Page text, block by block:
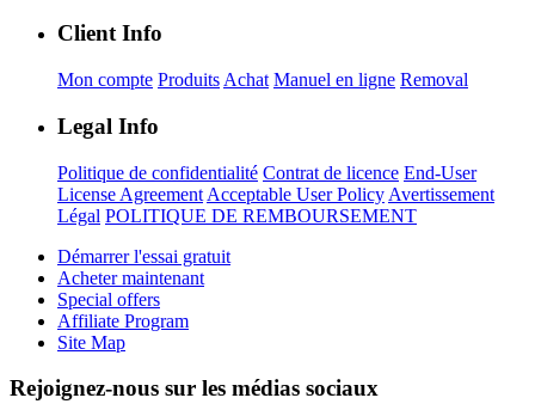
Client Info
Mon compte Produits Achat Manuel en ligne Removal
Legal Info
Politique de confidentialité Contrat de licence End-User
License Agreement Acceptable User Policy Avertissement
Légal POLITIQUE DE REMBOURSEMENT
Démarrer l'essai gratuit
Acheter maintenant
Special offers
Affiliate Program
Site Map
Rejoignez-nous sur les médias sociaux